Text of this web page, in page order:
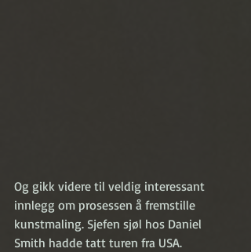
Og gikk videre til veldig interessant
innlegg om prosessen å fremstille
kunstmaling. Sjefen sjøl hos Daniel
Smith hadde tatt turen fra USA.